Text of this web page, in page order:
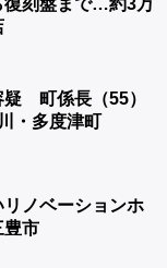
疑 町係長（55）
・多度津町
ノベーションホ
市